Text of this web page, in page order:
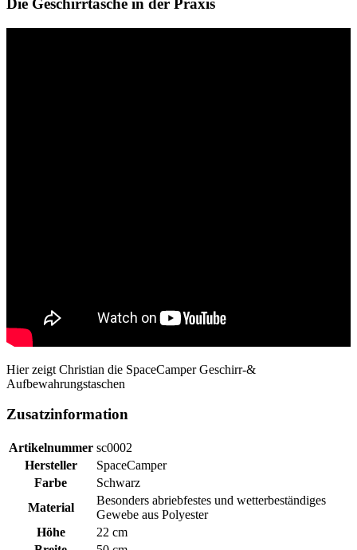
Die Geschirrtasche in der Praxis
Hier zeigt Christian die SpaceCamper Geschirr-&
Aufbewahrungstaschen
Zusatzinformation
Artikelnummer sc0002
Hersteller
SpaceCamper
Farbe
Schwarz
Material
Besonders abriebfestes und wetterbeständiges
Gewebe aus Polyester
Höhe
22 cm